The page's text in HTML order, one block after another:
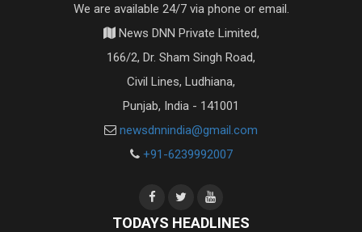
We are available 24/7 via phone or email.
News DNN Private Limited,
166/2, Dr. Sham Singh Road,
Civil Lines, Ludhiana,
Punjab, India - 141001
newsdnnindia@gmail.com
+91-6239992007
TODAYS HEADLINES